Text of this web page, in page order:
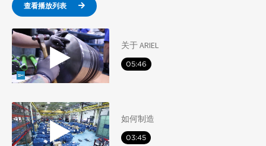
查看播放列表
关于 ARIEL
05:46
如何制造
03:45